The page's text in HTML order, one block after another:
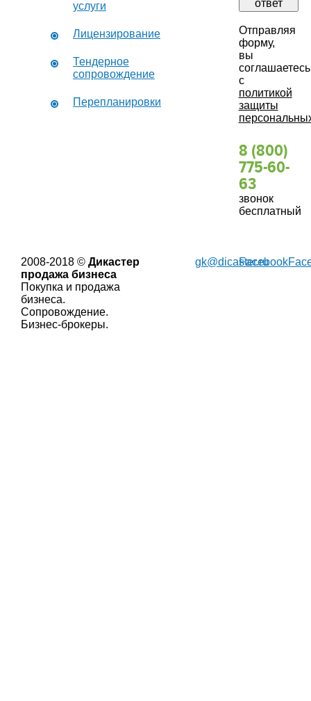
услуги
Лицензирование
Тендерное
сопровождение
Перепланировки
ответ
Отправляя
форму,
вы
соглашаетесь
с
политикой
защиты
8 (800)
775-60-
63
звонок
бесплатный
2008-2018 © Дикастер
продажа бизнеса
Покупка и продажа
бизнеса.
Сопровождение.
Бизнес-брокеры.
gk@dicaster.ru
Facebook